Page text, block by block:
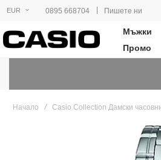
EUR 0895 668704 | Пишете ни
Мъжки
Промо
Начало Casio Collection Дамски